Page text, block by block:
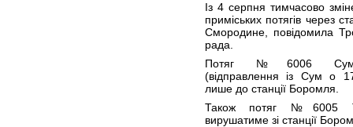
Із 4 серпня тимчасово
приміських потягів через
Смородине, повідомила
рада.
Потяг №6006 Суми
(відправлення із Сум о
лише до станції Боромля.
Також потяг №6005
вирушатиме зі станції